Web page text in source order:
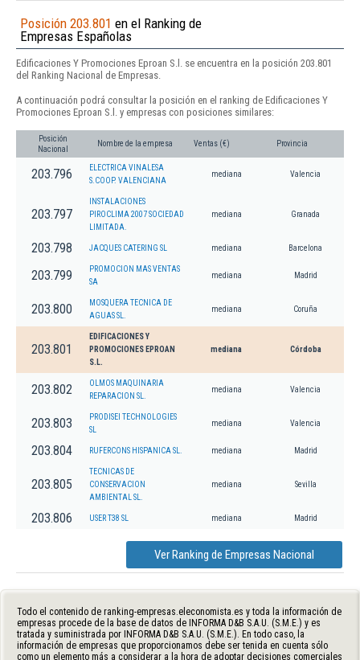
Posición 203.801 en el Ranking de
Empresas Españolas
Edificaciones Y Promociones Eproan S.l. se encuentra en la posición 203.801
del Ranking Nacional de Empresas.
A continuación podrá consultar la posición en el ranking de Edificaciones Y
Promociones Eproan S.l. y empresas con posiciones similares:
Posición
Nacional
Nombre de la empresa Ventas (€) Provincia
203.796
ELECTRICA VINALESA
S.COOP. VALENCIANA
mediana Valencia
203.797
INSTALACIONES
PIROCLIMA 2007 SOCIEDAD
LIMITADA.
mediana Granada
203.798 JACQUES CATERING SL mediana Barcelona
203.799
PROMOCION MAS VENTAS
SA
mediana Madrid
203.800
MOSQUERA TECNICA DE
AGUAS SL.
mediana Coruña
203.801
EDIFICACIONES Y
PROMOCIONES EPROAN
S.L.
mediana Córdoba
203.802
OLMOS MAQUINARIA
REPARACION SL.
mediana Valencia
203.803
PRODISEI TECHNOLOGIES
SL
mediana Valencia
203.804 RUFERCONS HISPANICA SL. mediana Madrid
203.805
TECNICAS DE
CONSERVACION
AMBIENTAL SL.
mediana Sevilla
203.806 USER T38 SL mediana Madrid
Ver Ranking de Empresas Nacional
Todo el contenido de ranking-empresas.eleconomista.es y toda la información de
empresas procede de la base de datos de INFORMA D&B S.A.U. (S.M.E.) y es
tratada y suministrada por INFORMA D&B S.A.U. (S.M.E.). En todo caso, la
información de empresas que proporcionamos debe ser tenida en cuenta sólo
como un elemento más a considerar a la hora de adoptar decisiones comerciales